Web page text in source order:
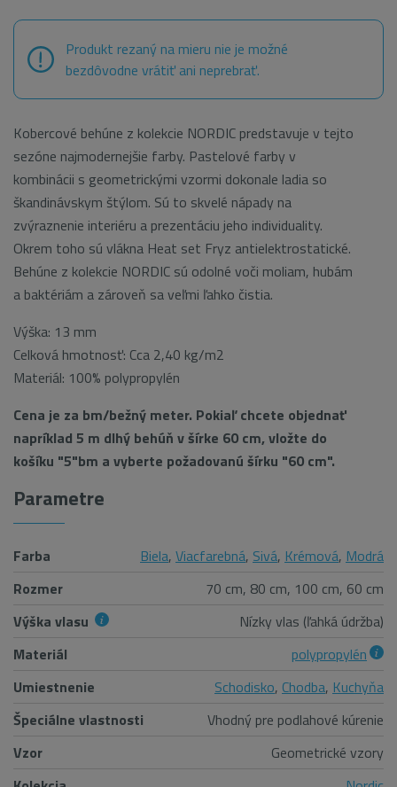
Produkt rezaný na mieru nie je možné
bezdôvodne vrátiť ani neprebrať.
Kobercové behúne z kolekcie NORDIC predstavuje v tejto
sezóne najmodernejšie farby. Pastelové farby v
kombinácii s geometrickými vzormi dokonale ladia so
škandinávskym štýlom. Sú to skvelé nápady na
zvýraznenie interiéru a prezentáciu jeho individuality.
Okrem toho sú vlákna Heat set Fryz antielektrostatické.
Behúne z kolekcie NORDIC sú odolné voči moliam, hubám
a baktériám a zároveň sa veľmi ľahko čistia.
Výška: 13 mm
Celková hmotnosť: Cca 2,40 kg/m2
Materiál: 100% polypropylén
Cena je za bm/bežný meter. Pokiaľ chcete objednať
napríklad 5 m dlhý behúň v šírke 60 cm, vložte do
košíku "5"bm a vyberte požadovanú šírku "60 cm".
Parametre
Farba Biela, Viacfarebná, Sivá, Krémová, Modrá
Rozmer
70 cm, 80 cm, 100 cm, 60 cm
Výška vlasu
Nízky vlas (ľahká údržba)
Materiál
polypropylén
Umiestnenie
Schodisko, Chodba, Kuchyňa
Špeciálne vlastnosti
Vhodný pre podlahové kúrenie
Vzor
Geometrické vzory